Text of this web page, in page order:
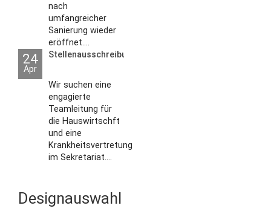
nach
umfangreicher
Sanierung wieder
eröffnet....
24
Apr
Stellenausschreibungen
Wir suchen eine
engagierte
Teamleitung für
die Hauswirtschft
und eine
Krankheitsvertretung
im Sekretariat....
Designauswahl